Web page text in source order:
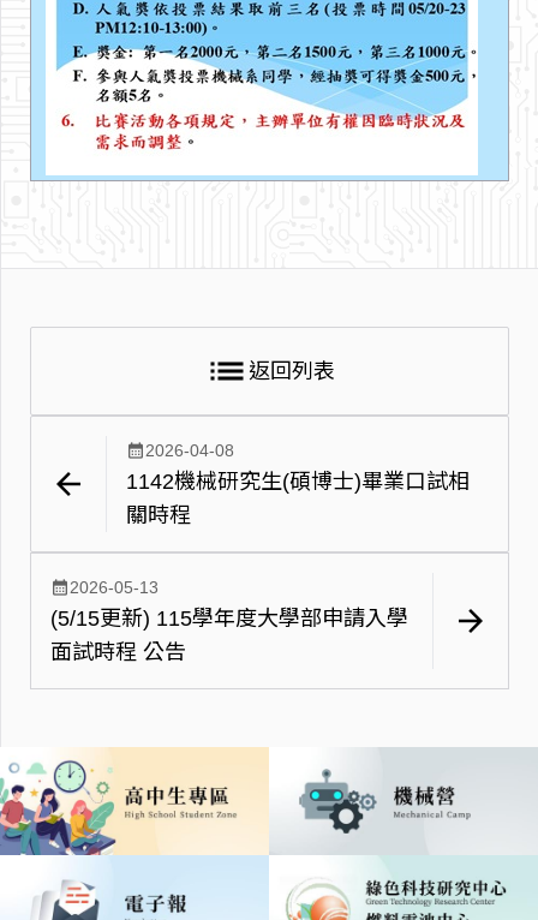
arrow_back
calendar_month2026-04-08
1142機械研究生(碩博士)畢業口試相
關時程
list 返回列表
arrow_forward
calendar_month2026-05-13
(5/15更新) 115學年度大學部申請入學
面試時程 公告